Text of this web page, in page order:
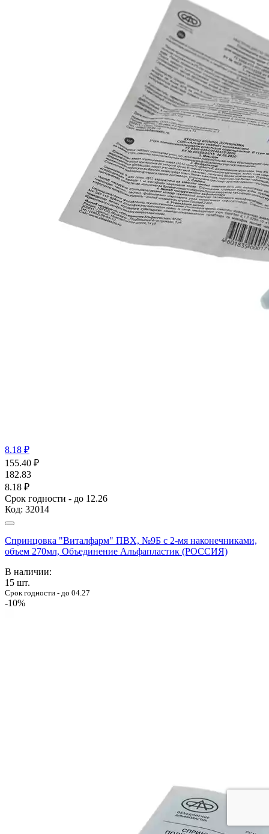
8.18 ₽
155.40 ₽
182.83
8.18 ₽
Срок годности - до 12.26
Код: 32014
Спринцовка "Виталфарм" ПВХ, №9Б с 2-мя наконечниками,
объем 270мл, Объединение Альфапластик (РОССИЯ)
В наличии:
15 шт.
Срок годности - до 04.27
-10%